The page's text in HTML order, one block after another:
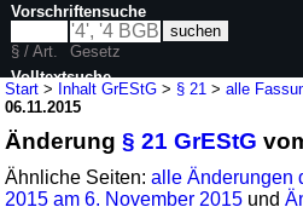
Start > Inhalt GrEStG > § 21 >alle
06.11.2015
Änderung§ 21 GrEStG
Ähnliche Seiten:alle Änderungen
2015 am 6. November 2015 und
Vorschriftensuche
§ / Art.
Gesetz
Volltextsuche